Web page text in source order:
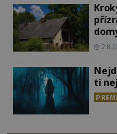
ti